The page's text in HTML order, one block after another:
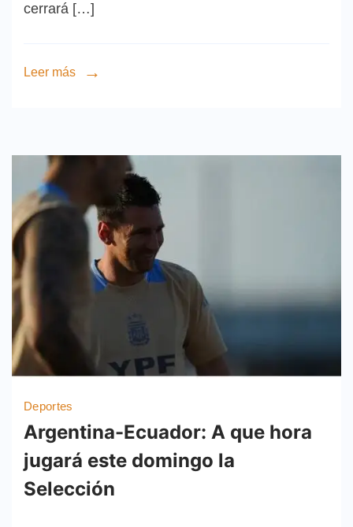
cerrará […]
Leer más
Deportes
Argentina-Ecuador: A que hora
jugará este domingo la
Selección